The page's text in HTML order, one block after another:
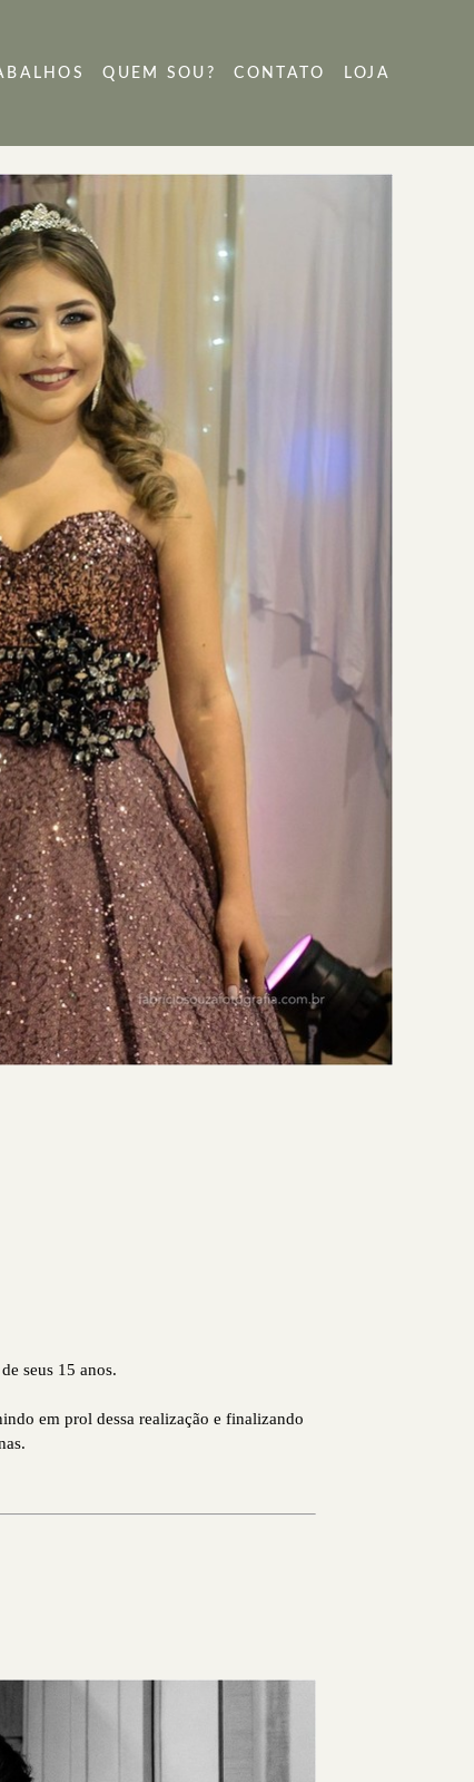
QUEM SOU? CONTATO LOJA
seus 15 anos.
em prol dessa realização e finalizando